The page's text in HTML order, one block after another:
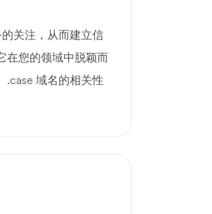
关注，从而建立信
在您的领域中脱颖而
.case 域名的相关性